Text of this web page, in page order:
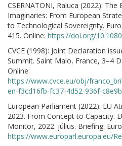
CSERNATONI, Raluca (2022): The
Imaginaries: From European
to Technological Sovereignty.
415. Online: https://doi.org/
CVCE (1998): Joint Declaration
Summit. Saint Malo, France, 3–4
Online:
https://www.cvce.eu/obj/
en-f3cd16fb-fc37-4d52-936f-
European Parliament (2022): EU
2023. From Concept to Capacity.
Monitor, 2022. július. Briefing.
https://www.europarl.europa.eu/